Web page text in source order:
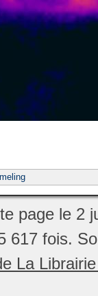
page le 2
617 fois.
La